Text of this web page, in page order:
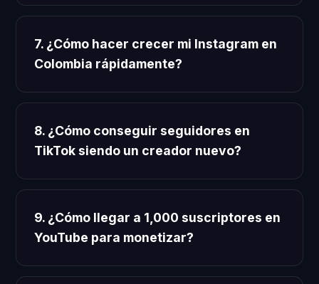
7. ¿Cómo hacer crecer mi Instagram en
Colombia rápidamente?
8. ¿Cómo conseguir seguidores en
TikTok siendo un creador nuevo?
9. ¿Cómo llegar a 1,000 suscriptores en
YouTube para monetizar?